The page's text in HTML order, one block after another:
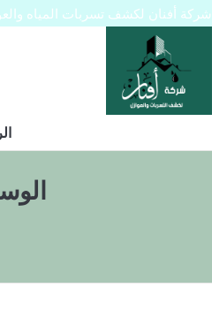
شركة أفنان لكشف تسربات المياه والعوازل